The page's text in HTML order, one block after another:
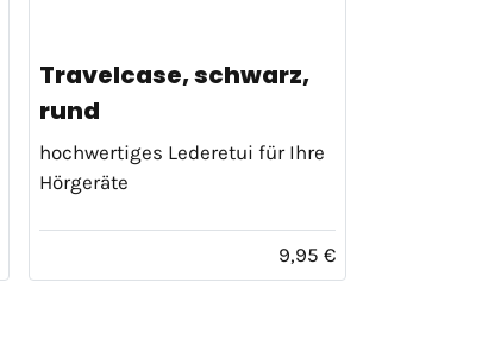
Travelcase, schwarz,
rund
hochwertiges Lederetui für Ihre
Hörgeräte
9,95 €